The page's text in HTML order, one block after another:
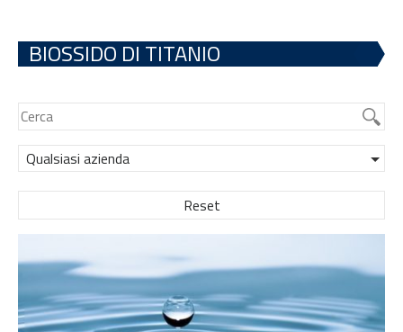
BIOSSIDO DI TITANIO
Qualsiasi azienda
Reset